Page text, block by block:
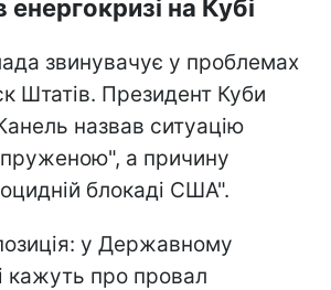
енергокризі на Кубі
звинувачує у проблемах
Штатів. Президент Куби
назвав ситуацію
а причину
блокаді США".
у Державному
кажуть про провал